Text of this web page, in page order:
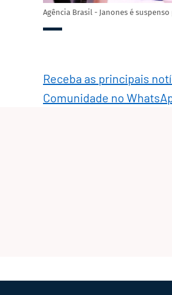
Agência Brasil - Janones é
Receba as principais
Comunidade no